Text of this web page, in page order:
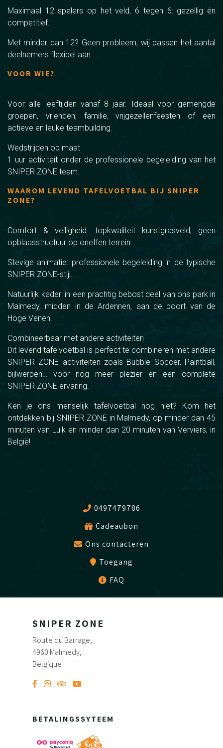
Maximaal 12 spelers op het veld, 6 tegen 6: gezellig én
competitief.
Met minder dan 12? Geen probleem, wij passen het aantal
deelnemers flexibel aan.
VOOR WIE?
Voor alle leeftijden vanaf 8 jaar. Ideaal voor gemengde
groepen, vrienden, familie, vrijgezellenfeesten of een
actieve en leuke teambuilding.
Wedstrijden op maat
1 uur activiteit onder de professionele begeleiding van het
SNIPER ZONE team.
WAAROM LEVEND TAFELVOETBAL BIJ SNIPER
ZONE?
Comfort & veiligheid: topkwaliteit kunstgrasveld, geen
opblaasstructuur op oneffen terrein.
Stevige animatie: professionele begeleiding in de typische
SNIPER ZONE-stijl.
Natuurlijk kader: in een prachtig bebost deel van ons park in
Malmedy, midden in de Ardennen, aan de poort van de
Hoge Venen.
Combineerbaar met andere activiteiten
Dit levend tafelvoetbal is perfect te combineren met andere
SNIPER ZONE activiteiten zoals Bubble Soccer, Paintball,
bijlwerpen… voor nog meer plezier en een complete
SNIPER ZONE ervaring.
Ken je ons menselijk tafelvoetbal nog niet? Kom het
ontdekken bij SNIPER ZONE in Malmedy, op minder dan 45
minuten van Luik en minder dan 20 minuten van Verviers, in
België!
0497479786
Cadeaubon
Ons contacteren
Toegang
FAQ
SNIPER ZONE
Route du Barrage,
4960 Malmedy,
Belgique
BETALINGSSYTEEM